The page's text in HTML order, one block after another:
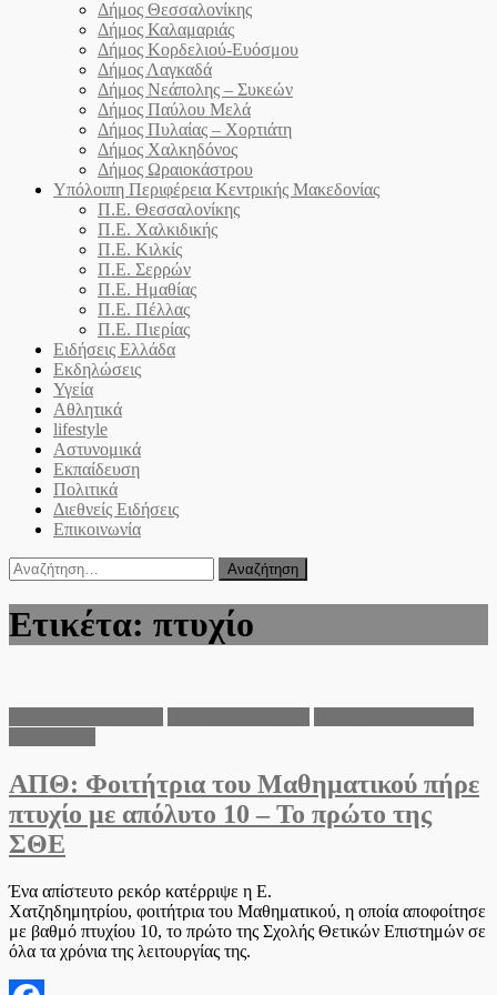
Δήμος Θεσσαλονίκης
Δήμος Καλαμαριάς
Δήμος Κορδελιού-Ευόσμου
Δήμος Λαγκαδά
Δήμος Νεάπολης – Συκεών
Δήμος Παύλου Μελά
Δήμος Πυλαίας – Χορτιάτη
Δήμος Χαλκηδόνος
Δήμος Ωραιοκάστρου
Υπόλοιπη Περιφέρεια Κεντρικής Μακεδονίας
Π.Ε. Θεσσαλονίκης
Π.Ε. Χαλκιδικής
Π.Ε. Κιλκίς
Π.Ε. Σερρών
Π.Ε. Ημαθίας
Π.Ε. Πέλλας
Π.Ε. Πιερίας
Ειδήσεις Ελλάδα
Εκδηλώσεις
Υγεία
Αθλητικά
lifestyle
Αστυνομικά
Εκπαίδευση
Πολιτικά
Διεθνείς Ειδήσεις
Επικοινωνία
Αναζήτηση
για:
Ετικέτα: πτυχίο
ΑΠΘ: Φοιτήτρια του Μαθηματικού πήρε
πτυχίο με απόλυτο 10 – Το πρώτο της
ΣΘΕ
Ένα απίστευτο ρεκόρ κατέρριψε η Ε.
Χατζηδημητρίου, φοιτήτρια του Μαθηματικού, η οποία αποφοίτησε
με βαθμό πτυχίου 10, το πρώτο της Σχολής Θετικών Επιστημών σε
όλα τα χρόνια της λειτουργίας της.